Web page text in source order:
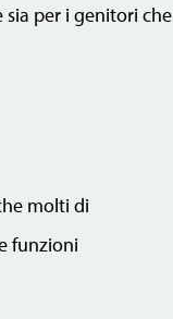
per i genitori che
molti di
funzioni